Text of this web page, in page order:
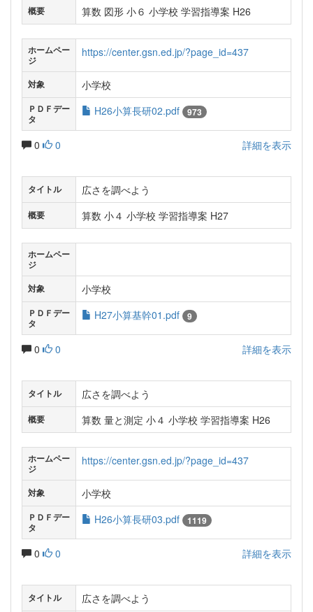
概要 算数 図形 小６ 小学校 学習指導案 H26
ホームペー
ジ
https://center.gsn.ed.jp/?page_id=437
対象 小学校
ＰＤＦデー
タ
H26小算長研02.pdf 973
0 0 詳細を表示
タイトル 広さを調べよう
概要 算数 小４ 小学校 学習指導案 H27
ホームペー
ジ
対象
小学校
ＰＤＦデー
タ
H27小算基幹01.pdf 9
0 0 詳細を表示
タイトル 広さを調べよう
概要 算数 量と測定 小４ 小学校 学習指導案 H26
ホームペー
ジ
https://center.gsn.ed.jp/?page_id=437
対象 小学校
ＰＤＦデー
タ
H26小算長研03.pdf 1119
0 0 詳細を表示
タイトル 広さを調べよう